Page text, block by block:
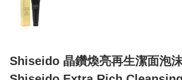
Shiseido 晶鑽煥亮再生潔面泡